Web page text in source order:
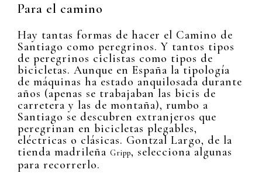
Para el camino
Hay tantas formas de hacer el Camino de
Santiago como peregrinos. Y tantos tipos
de peregrinos ciclistas como tipos de
bicicletas. Aunque en España la tipología
de máquinas ha estado anquilosada durante
años (apenas se trabajaban las bicis de
carretera y las de montaña), rumbo a
Santiago se descubren extranjeros que
peregrinan en bicicletas plegables,
eléctricas o clásicas. Gontzal Largo, de la
tienda madrileña Gripp, selecciona algunas
para recorrerlo.